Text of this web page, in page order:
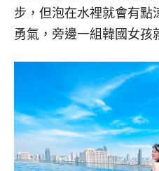
步，但泡在水裡就會有點
勇氣，旁邊一組韓國女